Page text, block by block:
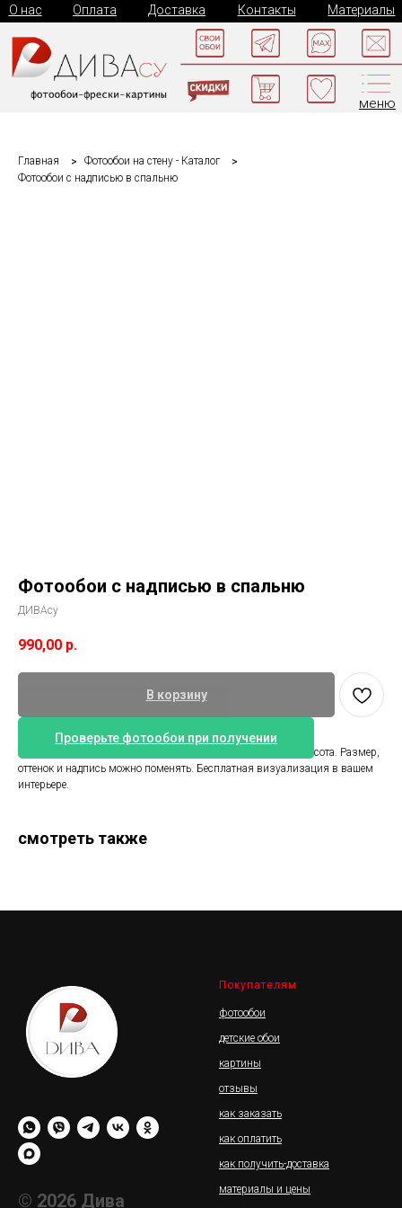
Контакты Материалы
О нас Доставка
Оплата
меню
Главная
Фотообои на стену - Каталог
Фотообои с надписью в спальню
Фотообои с надписью в спальню
ДИВАсу
990,00 р.
Проверьте фотообои при получении
В корзину
Обои море с надписью. Размер 471 см ширина и 265 см высота. Размер,
оттенок и надпись можно поменять. Бесплатная визуализация в вашем
интерьере.
смотреть также
© 2026 Дива
Покупателям
фотообои
детские обои
картины
отзывы
как заказать
как оплатить
как получить-доставка
материалы и цены